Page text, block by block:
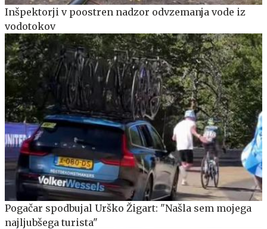
Inšpektorji v poostren nadzor odvzemanja vode iz
vodotokov
Pogačar spodbujal Urško Žigart: "Našla sem mojega
najljubšega turista"